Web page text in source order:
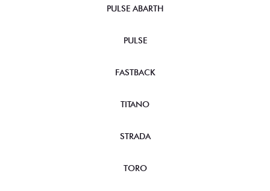
PULSE ABARTH
PULSE
FASTBACK
TITANO
STRADA
TORO